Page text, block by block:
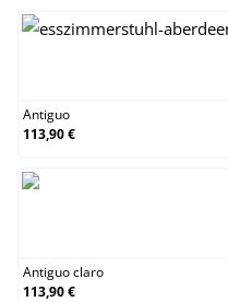
Antiguo
113,90 €
Antiguo claro
113,90 €